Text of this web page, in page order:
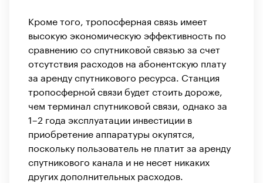
Кроме того, тропосферная связь имеет
высокую экономическую эффективность по
сравнению со спутниковой связью за счет
отсутствия расходов на абонентскую плату
за аренду спутникового ресурса. Станция
тропосферной связи будет стоить дороже,
чем терминал спутниковой связи, однако за
1–2 года эксплуатации инвестиции в
приобретение аппаратуры окупятся,
поскольку пользователь не платит за аренду
спутникового канала и не несет никаких
других дополнительных расходов.